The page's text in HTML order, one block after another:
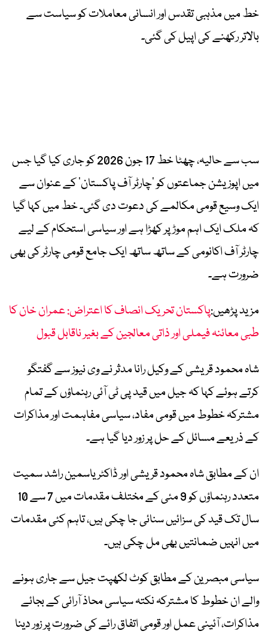
خط میں مذہبی تقدس اور انسانی معاملات کو سیاست سے
بالاتر رکھنے کی اپیل کی گئی۔
سب سے حالیہ، چھٹا خط 17 جون 2026 کو جاری کیا گیا جس
میں اپوزیشن جماعتوں کو ’چارٹر آف پاکستان‘ کے عنوان سے
ایک وسیع قومی مکالمے کی دعوت دی گئی۔ خط میں کہا گیا
کہ ملک ایک اہم موڑ پر کھڑا ہے اور سیاسی استحکام کے لیے
چارٹر آف اکانومی کے ساتھ ساتھ ایک جامع قومی چارٹر کی بھی
ضرورت ہے۔
مزید پڑھیں:پاکستان تحریک انصاف کا اعتراض: عمران خان کا
طبی معائنہ فیملی اور ذاتی معالجین کے بغیر ناقابل قبول
شاہ محمود قریشی کے وکیل رانا مدثر نے وی نیوز سے گفتگو
کرتے ہوئے کہا کہ جیل میں قید پی ٹی آئی رہنماؤں کے تمام
مشترکہ خطوط میں قومی مفاد، سیاسی مفاہمت اور مذاکرات
کے ذریعے مسائل کے حل پر زور دیا گیا ہے۔
ان کے مطابق شاہ محمود قریشی اور ڈاکٹر یاسمین راشد سمیت
متعدد رہنماؤں کو 9 مئی کے مختلف مقدمات میں 7 سے 10
سال تک قید کی سزائیں سنائی جا چکی ہیں، تاہم کئی مقدمات
میں انہیں ضمانتیں بھی مل چکی ہیں۔
سیاسی مبصرین کے مطابق کوٹ لکھپت جیل سے جاری ہونے
والے ان خطوط کا مشترکہ نکتہ سیاسی محاذ آرائی کے بجائے
مذاکرات، آئینی عمل اور قومی اتفاق رائے کی ضرورت پر زور دینا